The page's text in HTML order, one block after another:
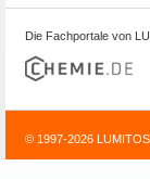
Die Fachportale von
© 1997-2026